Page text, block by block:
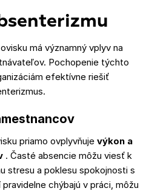
má významný vplyv na
Pochopenie týchto
efektívne riešiť
priamo ovplyvňuje výkon a
. Časté absencie môžu viesť k
stresu a poklesu spokojnosti s
chýbajú v práci, môžu